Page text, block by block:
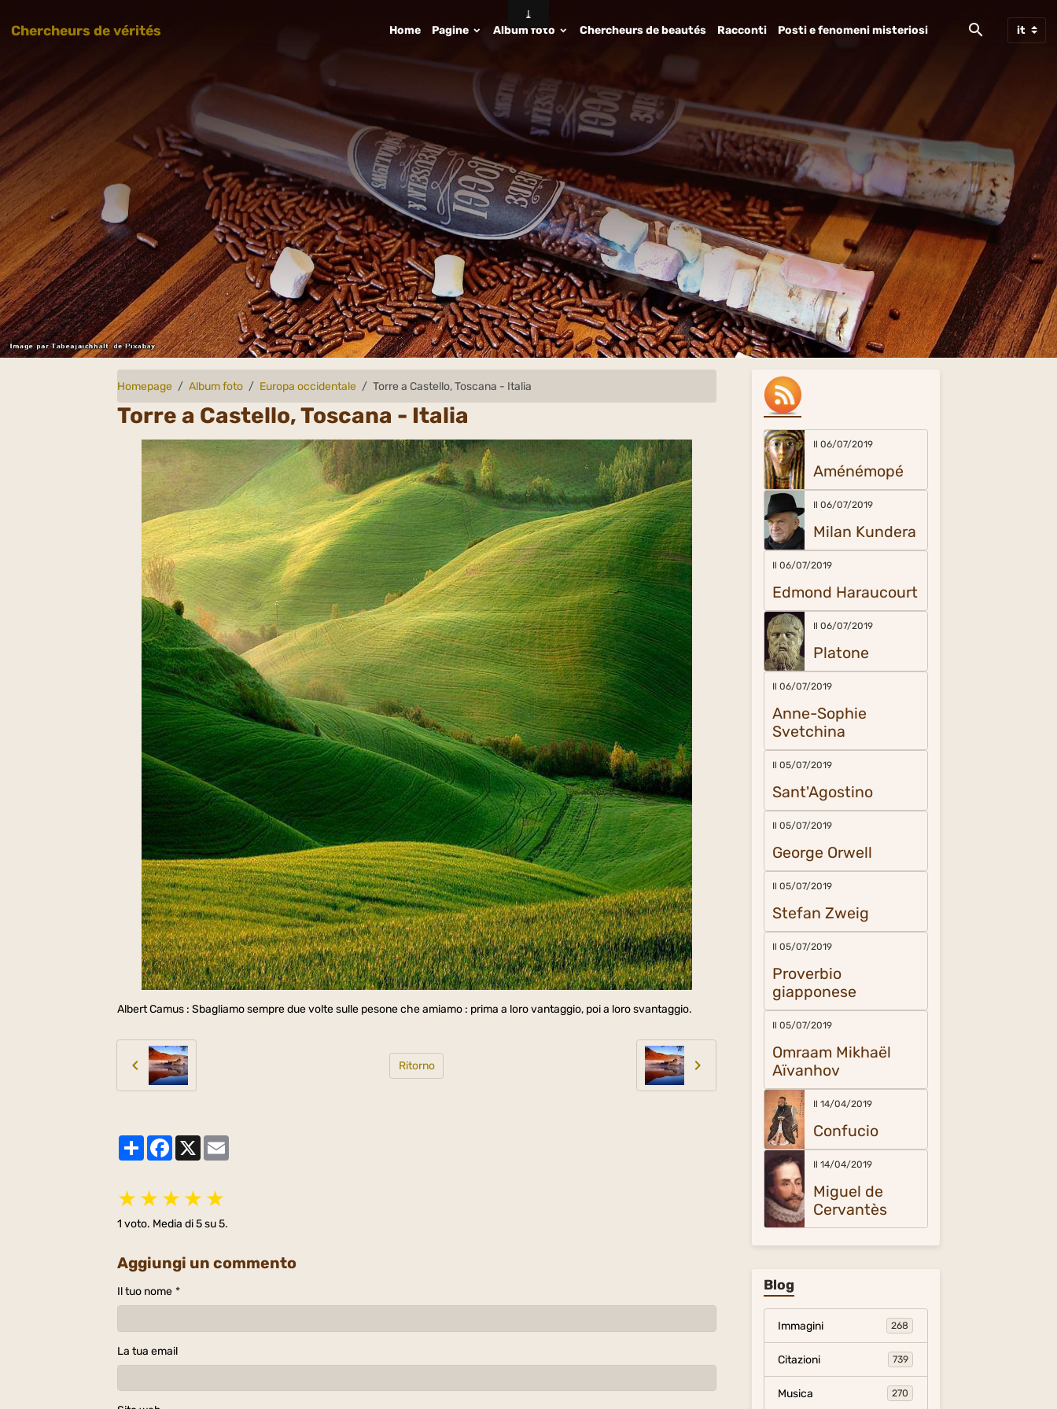
Chercheurs de vérités Home Pagine Album foto Chercheurs de beautés Racconti Posti e fenomeni misteriosi
Homepage Album foto Europa occidentale Torre a Castello, Toscana - Italia
Torre a Castello, Toscana - Italia
Albert Camus : Sbagliamo sempre due volte sulle pesone che amiamo : prima a loro vantaggio, poi a loro svantaggio.
Ritorno
PartagerFacebook
X
★ ★ ★ ★ ★
1 voto. Media di5su 5.
Aggiungi un commento
Il tuo nome
La tua email
Il 06/07/2019
Aménémopé
Il 06/07/2019
Milan Kundera
Il 06/07/2019
Edmond Haraucourt
Il 06/07/2019
Platone
Il 06/07/2019
Anne-Sophie
Svetchina
Il 05/07/2019
Sant'Agostino
Il 05/07/2019
George Orwell
Il 05/07/2019
Stefan Zweig
Il 05/07/2019
Proverbio
giapponese
Il 05/07/2019
Omraam Mikhaël
Aïvanhov
Il 14/04/2019
Confucio
Il 14/04/2019
Miguel de
Cervantès
Blog
Immagini 268
Citazioni 739
Musica 270